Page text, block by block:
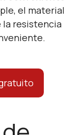
el material
la resistencia